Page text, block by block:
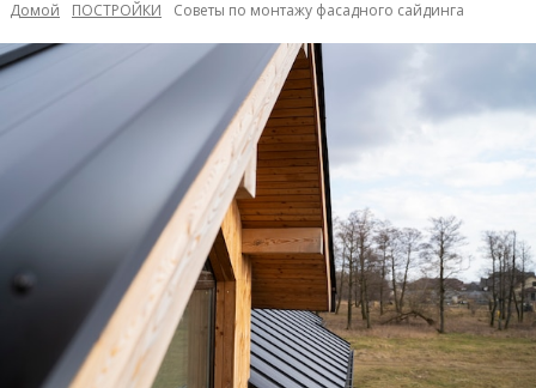
Домой ПОСТРОЙКИ Советы по монтажу фасадного сайдинга